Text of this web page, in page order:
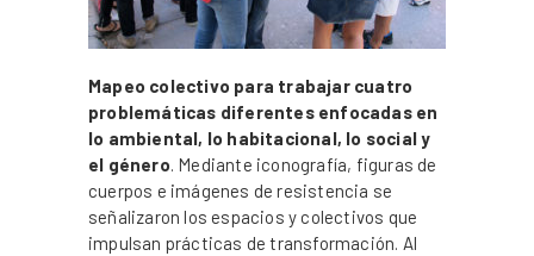
Mapeo colectivo para trabajar cuatro
problemáticas diferentes enfocadas en
lo ambiental, lo habitacional, lo social y
el género. Mediante iconografía, figuras de
cuerpos e imágenes de resistencia se
señalizaron los espacios y colectivos que
impulsan prácticas de transformación. Al